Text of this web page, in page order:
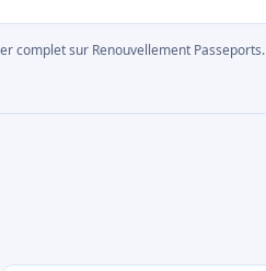
complet sur Renouvellement Passeports.